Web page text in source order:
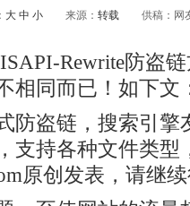
大 中 小 来源： 转载 供稿：网
Rewrite防盗链
相同而已！如下文
防盗链，搜索引擎
支持各种文件类型
原创发表，请继